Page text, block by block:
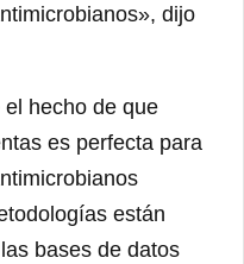
dijo
hecho de que
es perfecta para
están
bases de datos